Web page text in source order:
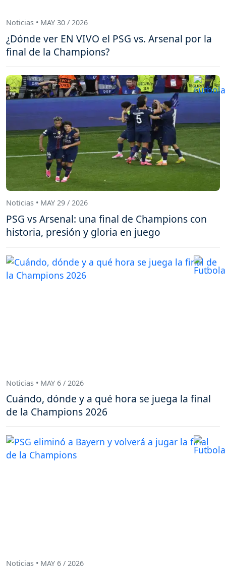
Noticias • MAY 30 / 2026
¿Dónde ver EN VIVO el PSG vs. Arsenal por la
final de la Champions?
Noticias • MAY 29 / 2026
PSG vs Arsenal: una final de Champions con
historia, presión y gloria en juego
Noticias • MAY 6 / 2026
Cuándo, dónde y a qué hora se juega la final
de la Champions 2026
Noticias • MAY 6 / 2026